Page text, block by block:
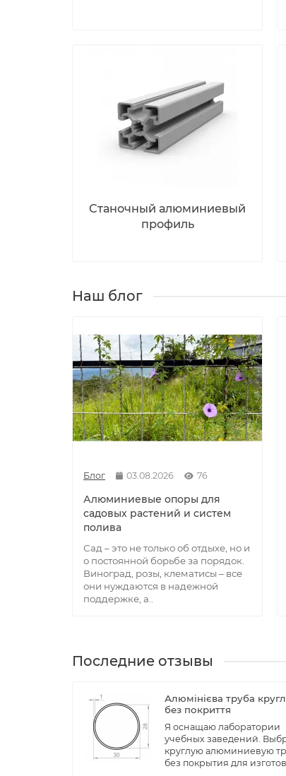
Станочный алюминиевый
профиль
Наш блог
Блог 03.08.2026 76
Алюминиевые опоры для
садовых растений и систем
полива
Сад – это не только об отдыхе, но и
о постоянной борьбе за порядок.
Виноград, розы, клематисы – все
они нуждаются в надежной
поддержке, а..
Последние отзывы
Алюмінієва труба
без покриття
Я оснащаю лаборатории
учебных заведений.
круглую алюминиевую
без покрытия для